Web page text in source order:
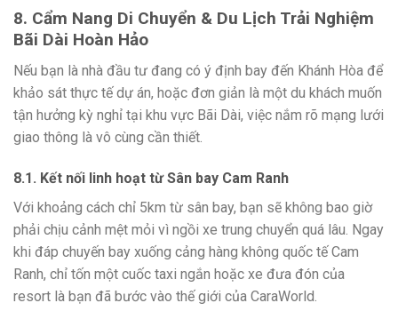
8. Cẩm Nang Di Chuyển & Du Lịch Trải Nghiệm
Bãi Dài Hoàn Hảo
Nếu bạn là nhà đầu tư đang có ý định bay đến Khánh Hòa để
khảo sát thực tế dự án, hoặc đơn giản là một du khách muốn
tận hưởng kỳ nghỉ tại khu vực Bãi Dài, việc nắm rõ mạng lưới
giao thông là vô cùng cần thiết.
8.1. Kết nối linh hoạt từ Sân bay Cam Ranh
Với khoảng cách chỉ 5km từ sân bay, bạn sẽ không bao giờ
phải chịu cảnh mệt mỏi vì ngồi xe trung chuyển quá lâu. Ngay
khi đáp chuyến bay xuống cảng hàng không quốc tế Cam
Ranh, chỉ tốn một cuốc taxi ngắn hoặc xe đưa đón của
resort là bạn đã bước vào thế giới của CaraWorld.